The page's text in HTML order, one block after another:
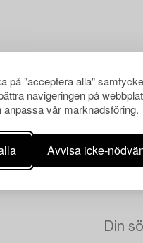
på "acceptera alla"
navigeringen på
anpassa vår marknadsföring.
Avvisa icke-
Din